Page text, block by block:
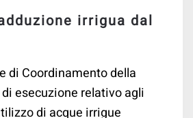
irrigua dal
di Coordinamento della
esecuzione relativo agli
di acque irrigue